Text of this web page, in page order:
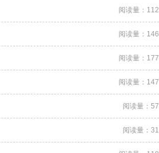
阅读量：112
阅读量：146
阅读量：177
阅读量：147
阅读量：57
阅读量：31